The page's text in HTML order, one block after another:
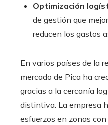
Optimización
de gestión que
reducen los gastos
En varios países de la
mercado de Pica ha
gracias a la cercanía
distintiva. La empresa
esfuerzos en zonas